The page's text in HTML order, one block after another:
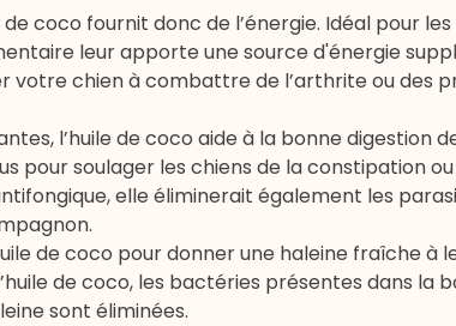
de coco fournit donc de l’énergie. Idéal pour
leur apporte une source d'énergie
votre chien à combattre de l’arthrite ou des
l’huile de coco aide à la bonne digestion
pour soulager les chiens de la constipation
elle éliminerait également les
de coco pour donner une haleine fraîche à
de coco, les bactéries présentes dans la
sont éliminées.